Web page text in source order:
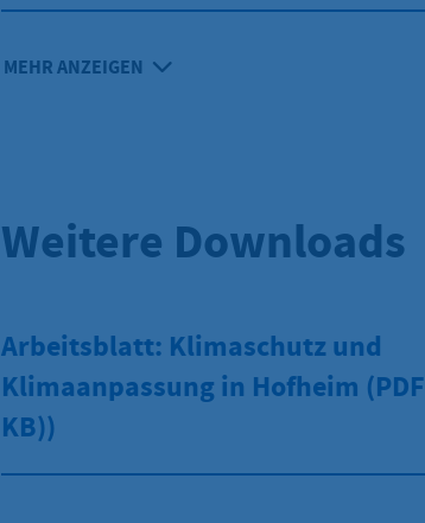
MEHR ANZEIGEN
Weitere Downloads
Arbeitsblatt: Klimaschutz und
Klimaanpassung in Hofheim (PDF
KB))